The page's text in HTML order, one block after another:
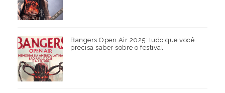
Bangers Open Air 2025: tudo que você
precisa saber sobre o festival